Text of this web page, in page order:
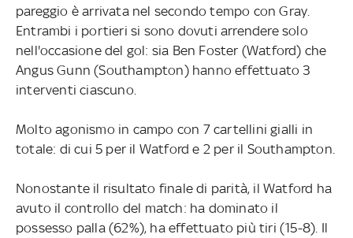
pareggio è arrivata nel secondo tempo con Gray.
Entrambi i portieri si sono dovuti arrendere solo
nell'occasione del gol: sia Ben Foster (Watford) che
Angus Gunn (Southampton) hanno effettuato 3
interventi ciascuno.
Molto agonismo in campo con 7 cartellini gialli in
totale: di cui 5 per il Watford e 2 per il Southampton.
Nonostante il risultato finale di parità, il Watford ha
avuto il controllo del match: ha dominato il
possesso palla (62%), ha effettuato più tiri (15-8). Il